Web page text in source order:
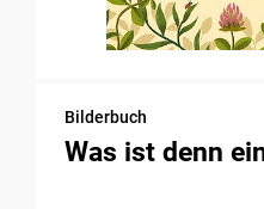
Bilderbuch
Was ist denn